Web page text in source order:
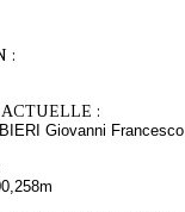
:
:
Giovanni Francesco